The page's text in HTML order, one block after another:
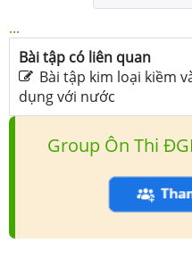
...
Bài tập có liên quan
Bài tập kim loại kiềm
dụng với nước
Group Ôn Thi